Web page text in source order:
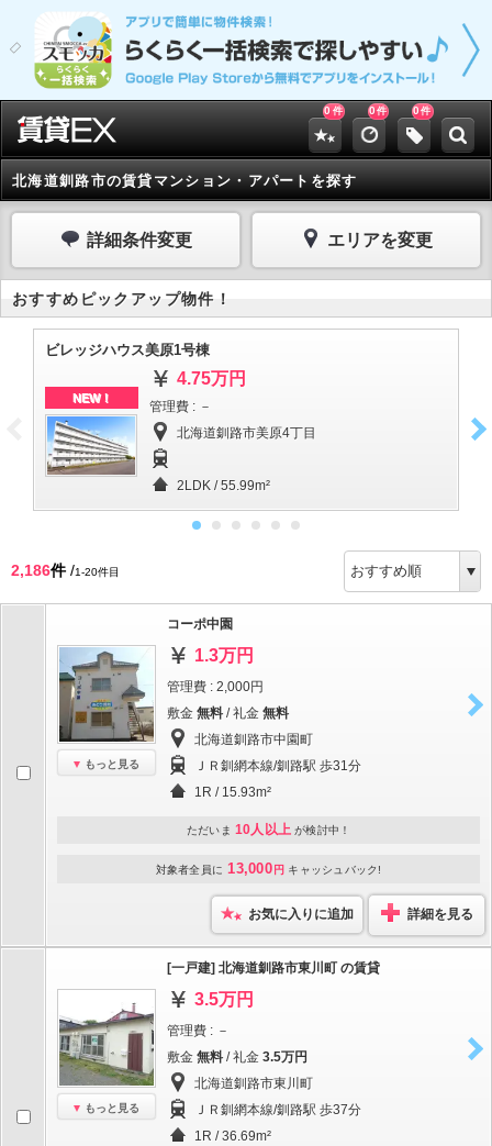
0 件 0件 0件
北海道釧路市の賃貸マンション・アパートを探す
詳細条件変更 エリアを変更
おすすめピックアップ物件！
ビレッジハウス美原1号棟
NEW！
4.75万円
管理費 : －
北海道釧路市美原4丁目
2LDK / 55.99m²
2,186件/1-20件目
もっと見る
コーポ中園
1.3万円
管理費 : 2,000円
敷金 無料 / 礼金 無料
北海道釧路市中園町
ＪＲ釧網本線/釧路駅 歩31分
1R / 15.93m²
ただいま 10人以上 が検討中！
対象者全員に 13,000 円 キャッシュバック!
お気に入りに追加 詳細を見る
もっと見る
[一戸建] 北海道釧路市東川町 の賃貸
3.5万円
管理費 : －
敷金 無料 / 礼金 3.5万円
北海道釧路市東川町
ＪＲ釧網本線/釧路駅 歩37分
1R / 36.69m²